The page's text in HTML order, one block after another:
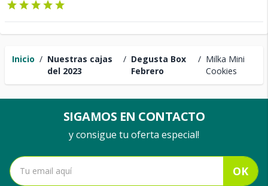
Inicio / Nuestras cajas
del 2023
/ Degusta Box
Febrero
/ Milka Mini
Cookies
SIGAMOS EN CONTACTO
y consigue tu oferta especial!
OK